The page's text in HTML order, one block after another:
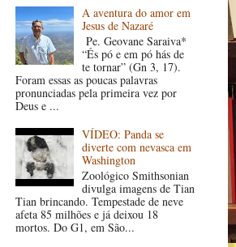
A aventura do amor em
Jesus de Nazaré
Pe. Geovane Saraiva*
“És pó e em pó hás de
te tornar” (Gn 3, 17).
Foram essas as poucas palavras
pronunciadas pela primeira vez por
Deus e ...
VÍDEO: Panda se
diverte com nevasca em
Washington
Zoológico Smithsonian
divulga imagens de Tian
Tian brincando. Tempestade de neve
afeta 85 milhões e já deixou 18
mortos. Do G1, em São...